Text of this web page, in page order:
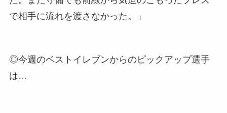
で相手に流れを渡さなかった。」
◎今週のベストイレブンからのピックアップ選手
は…